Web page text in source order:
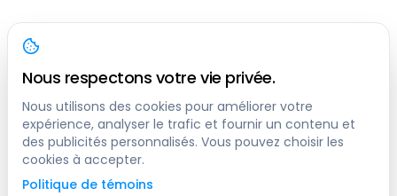
Toronto
150 Ferrand Dr, 6th Floor, Toronto, ON, M3C 3E5, Canada
Vancouver
1200 W 73rd Ave #1415, Vancouver, BC, V6P 6G5, Canada
Calgary
444 5 Ave SW #400 Calgary, AB, T2P 2T8, Canada
Nous respectons votre vie privée.
Nous utilisons des cookies pour améliorer votre
expérience, analyser le trafic et fournir un contenu et
des publicités personnalisés. Vous pouvez choisir les
cookies à accepter.
Politique de témoins